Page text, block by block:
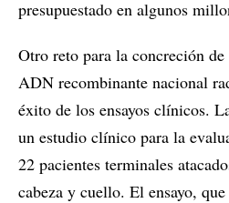
presupuestado en algunos
Otro reto para la concreción
ADN recombinante nacional
éxito de los ensayos clínicos.
un estudio clínico para la
22 pacientes terminales
cabeza y cuello. El ensayo,